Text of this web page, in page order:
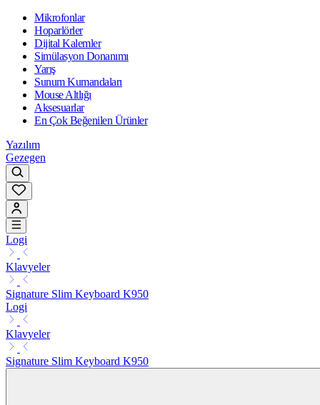
Mikrofonlar
Hoparlörler
Dijital Kalemler
Simülasyon Donanımı
Yarış
Sunum Kumandaları
Mouse Altlığı
Aksesuarlar
En Çok Beğenilen Ürünler
Yazılım
Gezegen
Logi
Klavyeler
Signature Slim Keyboard K950
Logi
Klavyeler
Signature Slim Keyboard K950